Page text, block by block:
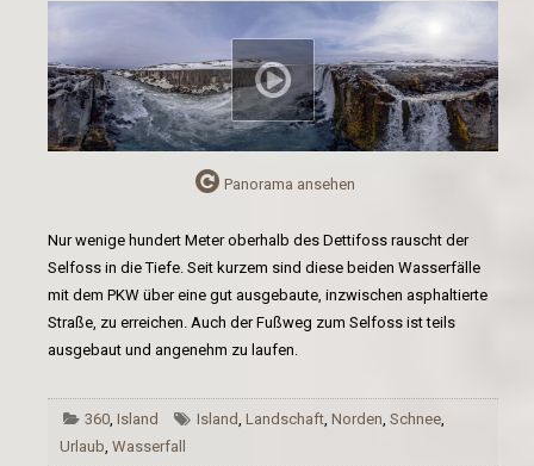
Panorama ansehen
Nur wenige hundert Meter oberhalb des Dettifoss rauscht der
Selfoss in die Tiefe. Seit kurzem sind diese beiden Wasserfälle
mit dem PKW über eine gut ausgebaute, inzwischen asphaltierte
Straße, zu erreichen. Auch der Fußweg zum Selfoss ist teils
ausgebaut und angenehm zu laufen.
360,Island Island, Landschaft, Norden, Schnee,
Urlaub, Wasserfall